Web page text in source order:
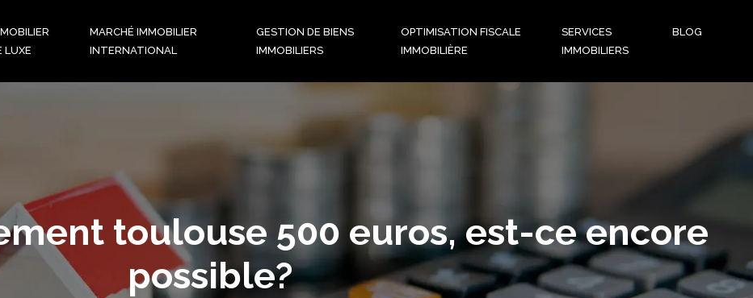
LUXE
MARCHÉ IMMOBILIER
INTERNATIONAL
GESTION DE BIENS
IMMOBILIERS
OPTIMISATION FISCALE
IMMOBILIÈRE
SERVICES
IMMOBILIERS
BLOG
toulouse 500 euros, est-ce encore
possible?